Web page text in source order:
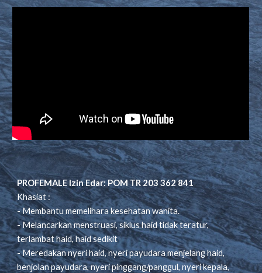
PROFEMALE Izin Edar: POM TR 203 362 841
Khasiat :
- Membantu memelihara kesehatan wanita.
- Melancarkan menstruasi, siklus haid tidak teratur,
terlambat haid, haid sedikit
- Meredakan nyeri haid, nyeri payudara menjelang haid,
benjolan payudara, nyeri pinggang/panggul, nyeri kepala,